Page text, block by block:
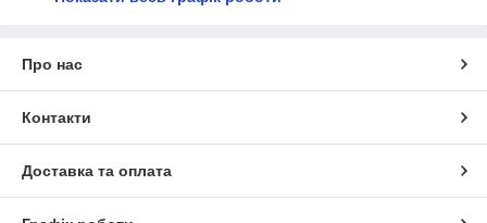
Про нас
Контакти
Доставка та оплата